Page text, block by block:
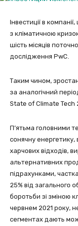
Інвестиції в
з кліматичною
шість місяців
дослідження PwC.
Таким чином,
за аналогічний
State of Climate Tech
П’ятьма головними
сонячну енергетику,
харчових відходів,
альтернативних
підрахунками,
25% від загального
боротьби зі зміною
червнем 2021 року,
сегментах дають